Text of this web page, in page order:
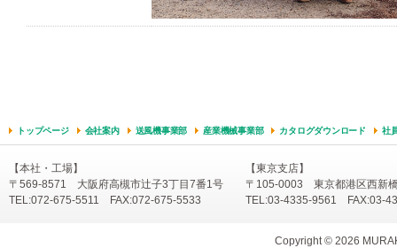
【本社・工場】
〒569-8571 大阪府高槻市辻子3丁目7番1号
TEL:072-675-5511 FAX:072-675-5533
【東京支店】
〒105-0003 東京都港区西新
TEL:03-4335-9561 FAX:03-
Copyright © 2026
トップページ 会社案内 送風機事業部 産業機械事業部 カタログダウンロード 社